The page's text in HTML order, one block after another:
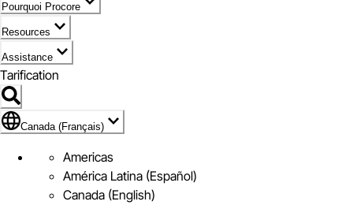
Pourquoi Procore
Resources
Assistance
Tarification
Pavillon de Canada (Français)
Canada (Français)
Americas
América Latina (Español)
Canada (English)